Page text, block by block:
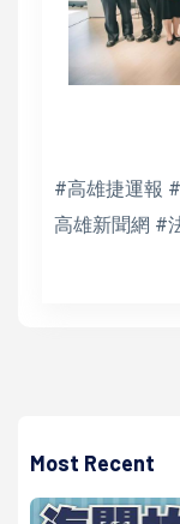
#高雄捷運報
高雄新聞網 #
Most Recent